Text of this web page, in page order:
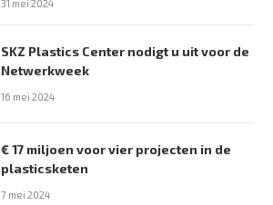
31 mei 2024
SKZ Plastics Center nodigt u uit voor de
Netwerkweek
16 mei 2024
€ 17 miljoen voor vier projecten in de
plasticsketen
7 mei 2024